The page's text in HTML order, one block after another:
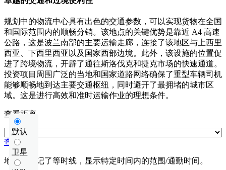
规划中的物流中心具有出色的交通参数，可以实现货物在全国
和国际范围内的顺畅分销。该地点的关键优势是靠近 A4 高速
公路，这是波兰南部的主要运输走廊，连接了该地区与上西里
西亚、下西里西亚以及国家西部边境。此外，该设施的位置促
进了跨境物流，开辟了通往斯洛伐克和捷克市场的快速通道。
投资项目周围广泛的当地和国家道路网络确保了重型车辆司机
能够顺畅地到达主要交通枢纽，同时避开了最拥堵的城市区
域。这是进行高效和准时运输作业的理想条件。
默认
卫星
查看距离
查看距离
地图上标记了等时线，显示特定时间内的范围/通勤时间。